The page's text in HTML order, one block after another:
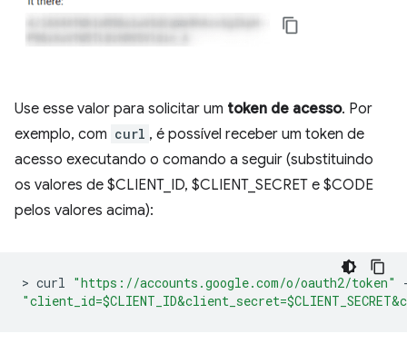
Use esse valor para solicitar um token de acesso. Por
exemplo, com curl , é possível receber um token de
acesso executando o comando a seguir (substituindo
os valores de $CLIENT_ID, $CLIENT_SECRET e $CODE
pelos valores acima):
> curl "https://accounts.google.com/o/oauth2/token"